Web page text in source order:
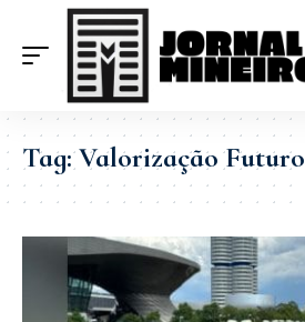
Tag:Valorização Futuro